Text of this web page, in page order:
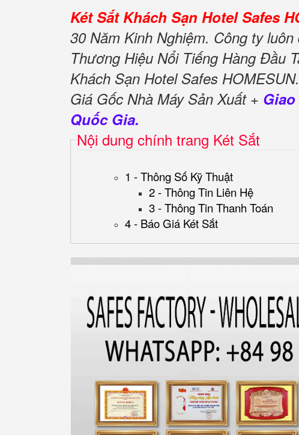
Két Sắt Khách Sạn Hotel Safes
30 Năm Kinh Nghiệm. Công ty
Thương Hiệu Nổi Tiếng Hàng Đầu
Khách Sạn Hotel Safes HOMESUN.
Giá Gốc Nhà Máy Sản Xuất +
Quốc Gia.
Nội dung chính trang Két Sắt
1 - Thông Số Kỹ Thuật
2 - Thông Tin Liên Hệ
3 - Thông Tin Thanh Toán
4 - Báo Giá Két Sắt